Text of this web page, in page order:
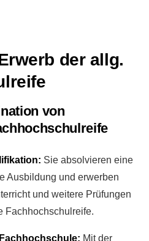
der allg.
von
Sie absolvieren eine
Ausbildung und erwerben
und weitere Prüfungen
Fachhochschulreife.
Mit der